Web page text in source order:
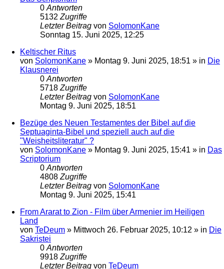
0 Antworten
5132 Zugriffe
Letzter Beitrag von SolomonKane
Sonntag 15. Juni 2025, 12:25
Keltischer Ritus
von SolomonKane » Montag 9. Juni 2025, 18:51 » in Die
Klausnerei
0 Antworten
5718 Zugriffe
Letzter Beitrag von SolomonKane
Montag 9. Juni 2025, 18:51
Bezüge des Neuen Testamentes der Bibel auf die
Septuaginta-Bibel und speziell auch auf die
"Weisheitsliteratur" ?
von SolomonKane » Montag 9. Juni 2025, 15:41 » in Das
Scriptorium
0 Antworten
4808 Zugriffe
Letzter Beitrag von SolomonKane
Montag 9. Juni 2025, 15:41
From Ararat to Zion - Film über Armenier im Heiligen
Land
von TeDeum » Mittwoch 26. Februar 2025, 10:12 » in Die
Sakristei
0 Antworten
9918 Zugriffe
Letzter Beitrag von TeDeum